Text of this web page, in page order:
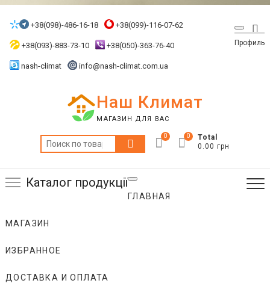
Skip
+38(098)-486-16-18 +38(099)-116-07-62
+38(093)-883-73-10 +38(050)-363-76-40
nash-climat info@nash-climat.com.ua
Профиль
Наш Климат
МАГАЗИН ДЛЯ ВАС
Искать:
0
Total
0.00 грн
0
Каталог продукції
ГЛАВНАЯ
МАГАЗИН
ИЗБРАННОЕ
ДОСТАВКА И ОПЛАТА